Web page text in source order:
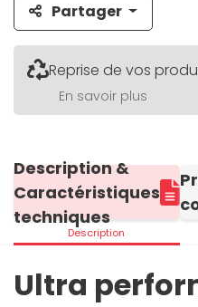
Partager
Reprise de vos
En savoir plus
Description &
Caractéristiques
techniques
Description
Ultra